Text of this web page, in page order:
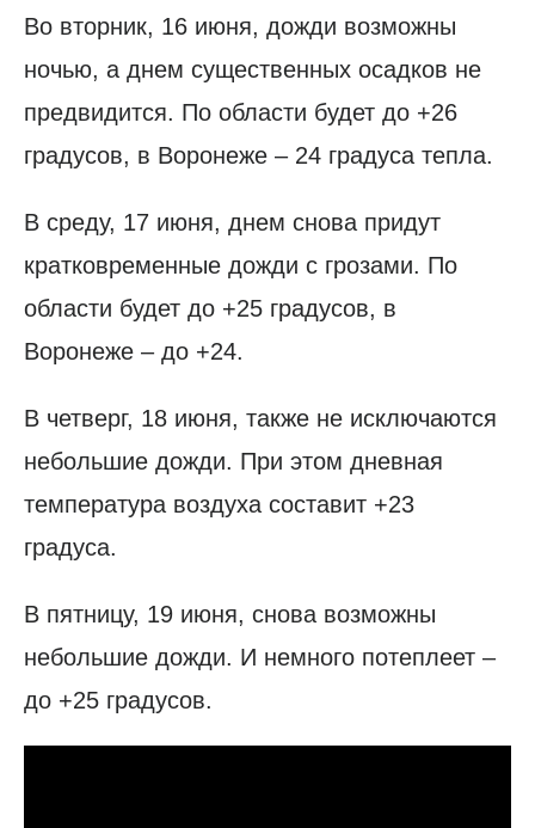
Во вторник, 16 июня, дожди возможны
ночью, а днем существенных осадков не
предвидится. По области будет до +26
градусов, в Воронеже – 24 градуса тепла.
В среду, 17 июня, днем снова придут
кратковременные дожди с грозами. По
области будет до +25 градусов, в
Воронеже – до +24.
В четверг, 18 июня, также не исключаются
небольшие дожди. При этом дневная
температура воздуха составит +23
градуса.
В пятницу, 19 июня, снова возможны
небольшие дожди. И немного потеплеет –
до +25 градусов.